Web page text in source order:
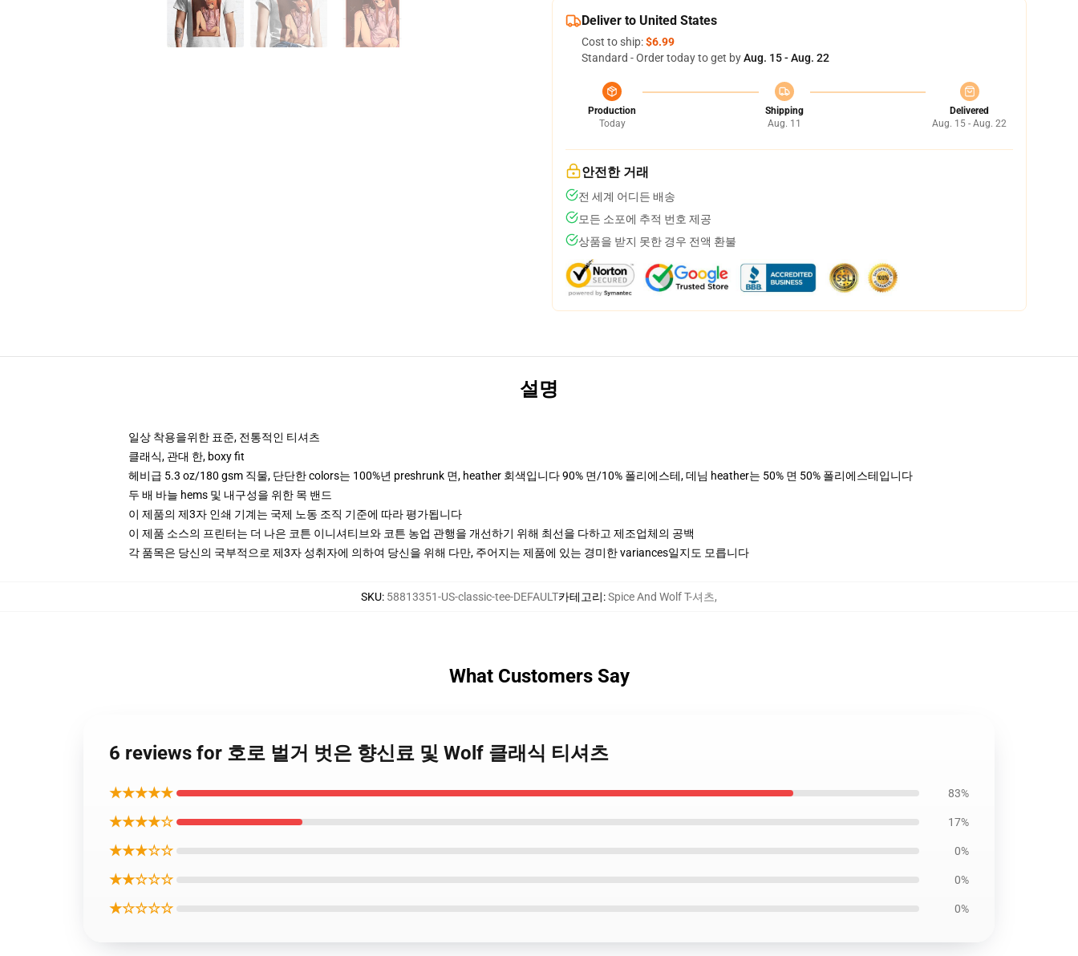
Deliver to United States
Cost to ship:$6.99
Standard - Order today to get byAug. 15 - Aug. 22
Production
Today
Shipping
Aug. 11
Delivered
Aug. 15 - Aug. 22
안전한 거래
전 세계 어디든 배송
모든 소포에 추적 번호 제공
상품을 받지 못한 경우 전액 환불
설명
일상 착용을위한 표준, 전통적인 티셔츠
클래식, 관대 한, boxy fit
헤비급 5.3 oz/180 gsm 직물, 단단한 colors는 100%년 preshrunk 면, heather 회색입니다 90% 면/10% 폴리에스테, 데님 heather는 50% 면 50% 폴리에스테입니다
두 배 바늘 hems 및 내구성을 위한 목 밴드
이 제품의 제3자 인쇄 기계는 국제 노동 조직 기준에 따라 평가됩니다
이 제품 소스의 프린터는 더 나은 코튼 이니셔티브와 코튼 농업 관행을 개선하기 위해 최선을 다하고 제조업체의 공백
각 품목은 당신의 국부적으로 제3자 성취자에 의하여 당신을 위해 다만, 주어지는 제품에 있는 경미한 variances일지도 모릅니다
SKU: 58813351-US-classic-tee-DEFAULT카테고리:Spice And Wolf T-셔츠,
What Customers Say
6 reviews for 호로 벌거 벗은 향신료 및 Wolf 클래식 티셔츠
★★★★★ 83%
★★★★☆ 17%
★★★☆☆ 0%
★★☆☆☆ 0%
★☆☆☆☆ 0%